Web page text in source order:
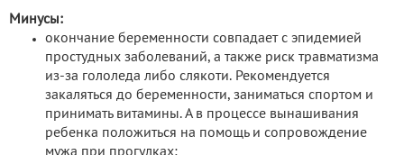
Минусы:
окончание беременности совпадает с эпидемией
простудных заболеваний, а также риск травматизма
из-за гололеда либо слякоти. Рекомендуется
закаляться до беременности, заниматься спортом и
принимать витамины. А в процессе вынашивания
ребенка положиться на помощь и сопровождение
мужа при прогулках;